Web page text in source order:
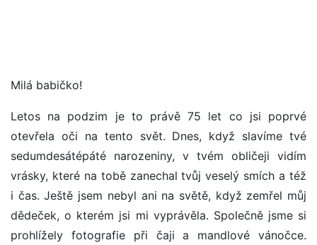
Milá babičko!
Letos na podzim je to právě 75 let co jsi poprvé
otevřela oči na tento svět. Dnes, když slavíme tvé
sedumdesátépáté narozeniny, v tvém obličeji vidím
vrásky, které na tobě zanechal tvůj veselý smích a též
i čas. Ještě jsem nebyl ani na světě, když zemřel můj
dědeček, o kterém jsi mi vyprávěla. Společně jsme si
prohlížely fotografie při čaji a mandlové vánočce.